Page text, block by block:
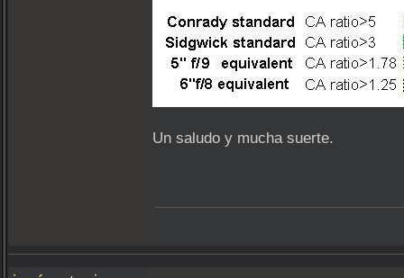
Un saludo y mucha suerte.